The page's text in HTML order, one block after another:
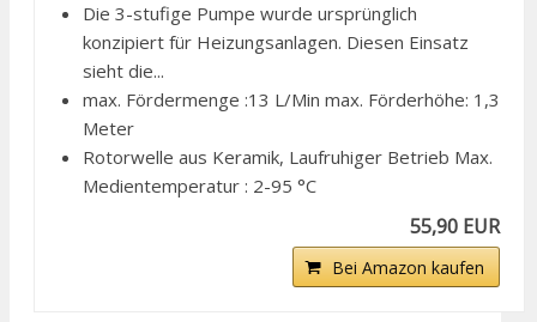
Die 3-stufige Pumpe wurde ursprünglich
konzipiert für Heizungsanlagen. Diesen Einsatz
sieht die...
max. Fördermenge :13 L/Min max. Förderhöhe: 1,3
Meter
Rotorwelle aus Keramik, Laufruhiger Betrieb Max.
Medientemperatur : 2-95 °C
55,90 EUR
Bei Amazon kaufen